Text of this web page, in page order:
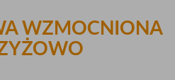
WZMOCNIONA